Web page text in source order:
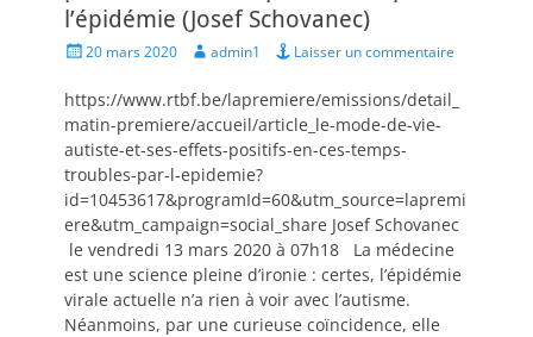
l’épidémie (Josef Schovanec)
Posted20 mars 2020 Author
admin1 Laisser un commentaire
https://www.rtbf.be/lapremiere/emissions/detail_
matin-premiere/accueil/article_le-mode-de-vie-
autiste-et-ses-effets-positifs-en-ces-temps-
troubles-par-l-epidemie?
id=10453617&programId=60&utm_source=lapremi
ere&utm_campaign=social_share Josef Schovanec
le vendredi 13 mars 2020 à 07h18 La médecine
est une science pleine d’ironie : certes, l’épidémie
virale actuelle n’a rien à voir avec l’autisme.
Néanmoins, par une curieuse coïncidence, elle